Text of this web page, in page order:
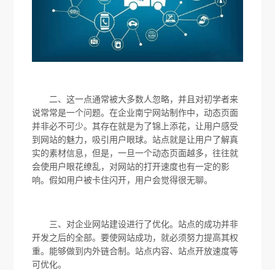
二、这一点通常被大多数人忽略，并且对初学者来
说常常是一个问题。在企业南宁网站制作中，动态页面
并非必不可少。其存在就是为了锦上添花，让用户感受
到网站的魅力，吸引用户眼球。站点就是让用户了解真
实的素材信息，但是，一旦一个动态页面越多，往往就
会使用户眼花缭乱，对网站的打开速度也有一定的影
响。假如用户被卡住闪开，用户会觉得很无聊。
三、对企业网站建设进行了优化。站点的成功并非
开发之后的全部。要使网站成功，就必须努力提高其权
重。能够做到内外链合制。站点内容、站点开放速度等
可优化。